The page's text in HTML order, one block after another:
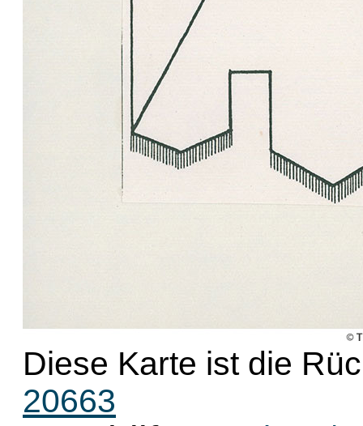
Diese Karte ist die
20663